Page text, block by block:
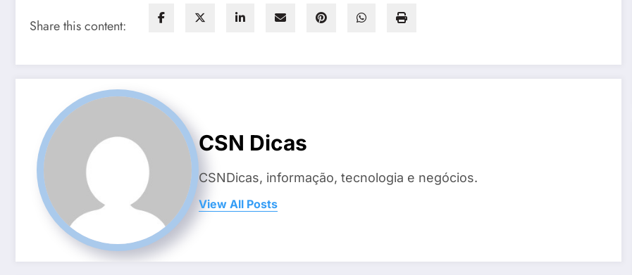
Share this content:
CSN Dicas
CSNDicas, informação, tecnologia e negócios.
View All Posts